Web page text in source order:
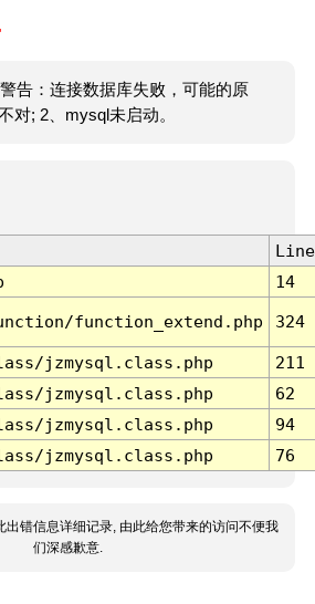
告：连接数据库失败，可能的原
对; 2、mysql未启动。
Line
14
function_extend.php 324
jzmysql.class.php
211
jzmysql.class.php
62
jzmysql.class.php
94
jzmysql.class.php 76
出错信息详细记录, 由此给您带来的访问不便我
们深感歉意.